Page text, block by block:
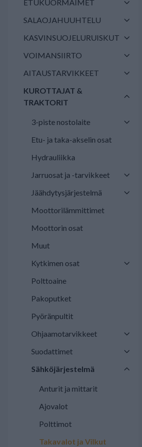
ETUKUORMAIMET
SALAOJAHUUHTELU
KASVINSUOJELURUISKUT
VOIMANSIIRTO
AITAUSTARVIKKEET
KUROTTAJAT &
TRAKTORIT
3-piste nostolaite
Etu- ja taka-akselin osat
Hydrauliikka
Jarruosat ja -tarvikkeet
Jäähdytysjärjestelmä
Moottorilämmittimet
Moottorin osat
Muut
Kytkimen osat
Polttoaine
Pakoputket
Pyöränpultit
Ohjaamotarvikkeet
Suodattimet
Sähköjärjestelmä
Anturit ja mittarit
Ajovalot
Polttimot
Takavalot ja Vilkut